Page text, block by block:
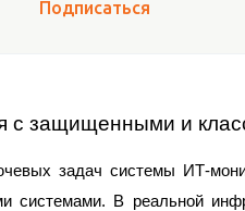
Подписаться
с защищенными и
задач системы ИТ-
системами. В реальной